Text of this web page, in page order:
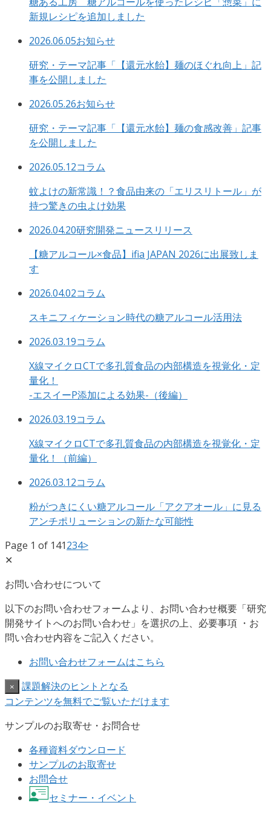
新規レシピを追加しました
2026.06.05お知らせ
研究・テーマ記事「【還元水飴】麺のほぐれ向上」記
事を公開しました
2026.05.26お知らせ
研究・テーマ記事「【還元水飴】麺の食感改善」記事
を公開しました
2026.05.12コラム
蚊よけの新常識！？食品由来の「エリスリトール」が
持つ驚きの虫よけ効果
2026.04.20研究開発ニュースリリース
【糖アルコール×食品】ifia JAPAN 2026に出展致しま
す
2026.04.02コラム
スキニフィケーション時代の糖アルコール活用法
2026.03.19コラム
X線マイクロCTで多孔質食品の内部構造を視覚化・定
量化！
-エスイーP添加による効果-（後編）
2026.03.19コラム
X線マイクロCTで多孔質食品の内部構造を視覚化・定
量化！（前編）
2026.03.12コラム
粉がつきにくい糖アルコール「アクアオール」に見る
アンチポリューションの新たな可能性
Page 1 of 141234>
✕
お問い合わせについて
以下のお問い合わせフォームより、お問い合わせ概要「研究
開発サイトへのお問い合わせ」を選択の上、必要事項 ・お
問い合わせ内容をご記入ください。
お問い合わせフォームはこちら
×
課題解決のヒントとなる
コンテンツを無料でご覧いただけます
サンプルのお取寄せ・お問合せ
各種資料ダウンロード
サンプルのお取寄せ
お問合せ
セミナー・イベント